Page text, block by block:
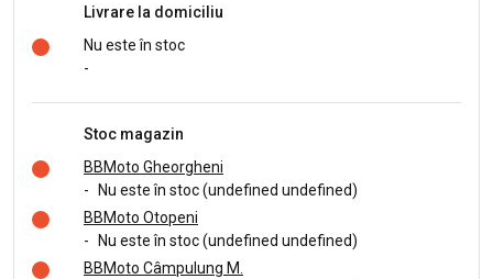
Livrare la domiciliu
Nu este în stoc
-
Stoc magazin
BBMoto Gheorgheni
-
Nu este în stoc (undefined undefined)
BBMoto Otopeni
-
Nu este în stoc (undefined undefined)
BBMoto Câmpulung M.